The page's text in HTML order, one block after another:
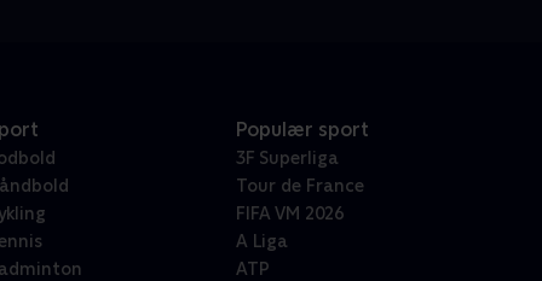
Populær sport
3F Superliga
Tour de France
FIFA VM 2026
A Liga
ATP